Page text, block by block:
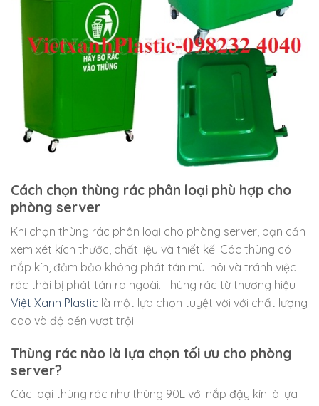
Cách chọn thùng rác phân loại phù hợp cho
phòng server
Khi chọn thùng rác phân loại cho phòng server, bạn cần
xem xét kích thước, chất liệu và thiết kế. Các thùng có
nắp kín, đảm bảo không phát tán mùi hôi và tránh việc
rác thải bị phát tán ra ngoài. Thùng rác từ thương hiệu
Việt Xanh Plastic là một lựa chọn tuyệt vời với chất lượng
cao và độ bền vượt trội.
Thùng rác nào là lựa chọn tối ưu cho phòng
server?
Các loại thùng rác như thùng 90L với nắp đậy kín là lựa